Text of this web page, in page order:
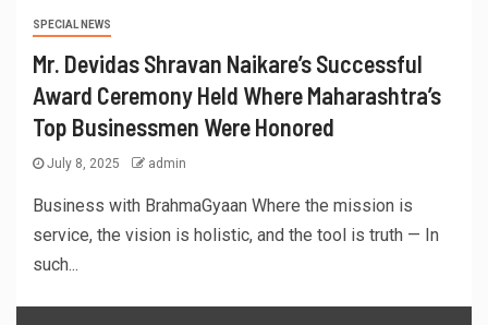
SPECIAL NEWS
Mr. Devidas Shravan Naikare’s Successful
Award Ceremony Held Where Maharashtra’s
Top Businessmen Were Honored
July 8, 2025 admin
Business with BrahmaGyaan Where the mission is
service, the vision is holistic, and the tool is truth — In
such...